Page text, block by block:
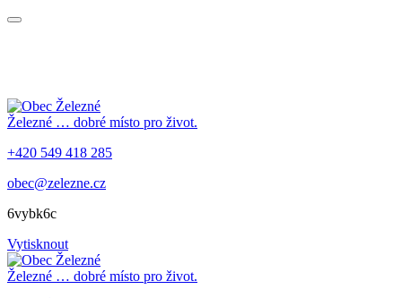
Železné … dobré místo pro život.
+420 549 418 285
obec@zelezne.cz
6vybk6c
Vytisknout
Železné … dobré místo pro život.